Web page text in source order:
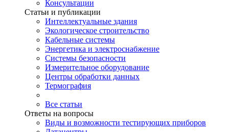
Консультации
Статьи и публикации
Интеллектуальные здания
Экологическое строительство
Кабельные системы
Энергетика и электроснабжение
Системы безопасности
Измерительное оборудование
Центры обработки данных
Термография
Все статьи
Ответы на вопросы
Виды и возможности тестирующих приборов